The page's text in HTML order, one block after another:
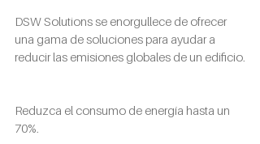
DSW Solutions se enorgullece de ofrecer
una gama de soluciones para ayudar a
reducir las emisiones globales de un edificio.
Reduzca el consumo de energía hasta un
70%.